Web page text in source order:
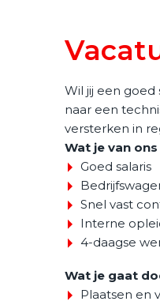
Wil jij een goed
naar een
versterken in
Wat je van
Goed salaris
Snel vast
Interne
4-daagse
Wat je gaat
Plaatsen en